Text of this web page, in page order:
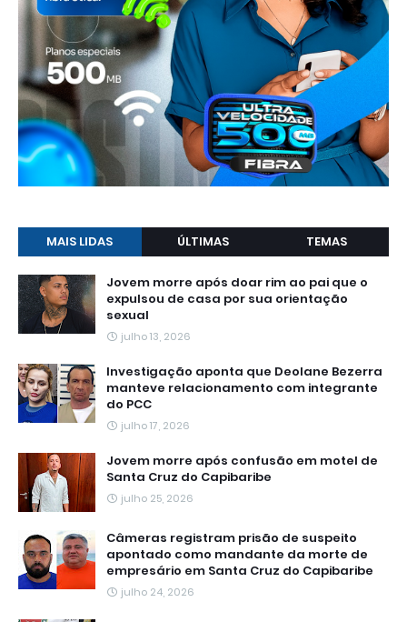
MAIS LIDAS ÚLTIMAS TEMAS
Jovem morre após doar rim ao pai que o
expulsou de casa por sua orientação
sexual
julho 13, 2026
Investigação aponta que Deolane Bezerra
manteve relacionamento com integrante
do PCC
julho 17, 2026
Jovem morre após confusão em motel de
Santa Cruz do Capibaribe
julho 25, 2026
Câmeras registram prisão de suspeito
apontado como mandante da morte de
empresário em Santa Cruz do Capibaribe
julho 24, 2026